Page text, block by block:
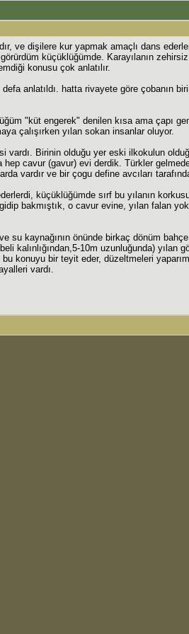
ve dişilere kur yapmak amaçlı dans
küçüklüğümde. Karayılanın zehirsiz
konusu çok anlatılır.
anlatıldı. hatta rivayete göre çobanın
"küt engerek" denilen kısa ama çapı
çalışırken yılan sokan insanlar oluyor.
vardı. Birinin olduğu yer eski ilkokulun
cavur (gavur) evi derdik. Türkler
vardır ve bir çogu define avcıları
küçüklüğümde sırf bu yılanın
bakmıştık, o cavur evine, yılan falan
su kaynağının önünde birkaç dönüm
kalınlığından,5-10m uzunluğunda) yılan
konuyu bir teyit eder, düzeltmeleri
vardı.